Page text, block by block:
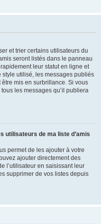
et trier certains utilisateurs du
seront listés dans le panneau
leur statut en ligne et
style utilisé, les messages publiés
mis en surbrillance. Si vous
les messages qu’il publiera
utilisateurs de ma liste d’amis
permet de les ajouter à votre
ajouter directement des
l’utilisateur en saisissant leur
supprimer de vos listes depuis